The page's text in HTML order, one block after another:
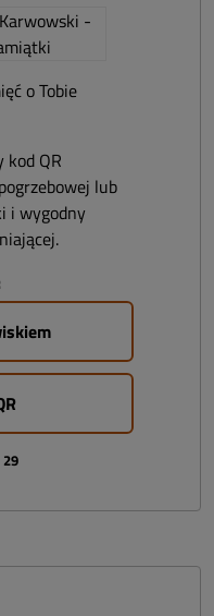
o Tobie
kod QR
lub
i wygodny
29